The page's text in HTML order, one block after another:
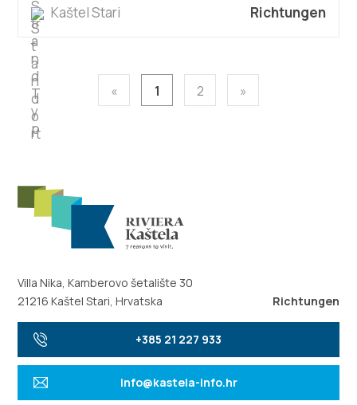
Kaštel Stari
Richtungen
« 1 2 »
Villa Nika, Kamberovo šetalište 30
21216 Kaštel Stari, Hrvatska
Richtungen
+385 21 227 933
info@kastela-info.hr